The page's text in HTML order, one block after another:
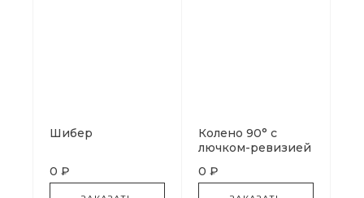
Шибер
0 ₽
Колено 90° с
лючком-ревизией
0 ₽